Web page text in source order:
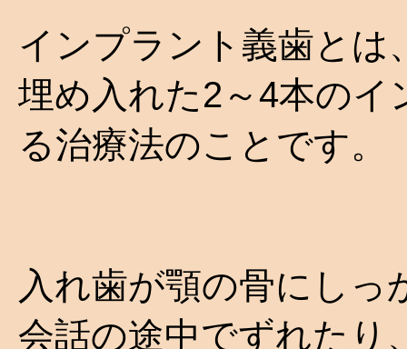
インプラント義歯とは
埋め入れた2～4本の
る治療法のことです。
入れ歯が顎の骨にし
会話の途中でずれたり